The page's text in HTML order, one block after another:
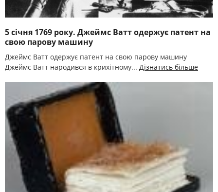
5 січня 1769 року. Джеймс Ватт одержує патент на
свою парову машину
Джеймс Ватт одержує патент на свою парову машину
Джеймс Ватт народився в крихітному... Дізнатись більше